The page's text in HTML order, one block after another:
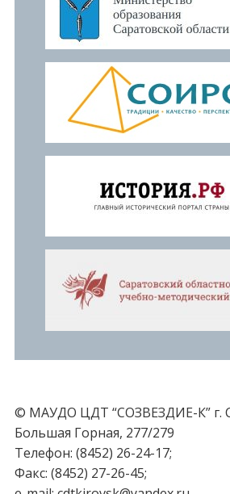
© МАУДО ЦДТ “СОЗВЕЗДИЕ-К” г.
Большая Горная, 277/279
Телефон: (8452) 26-24-17;
Факс: (8452) 27-26-45;